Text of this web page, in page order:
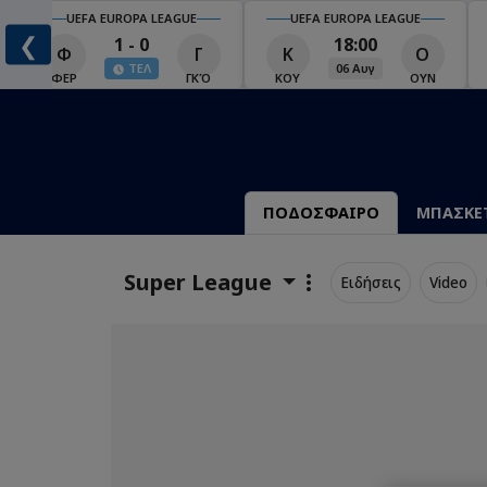
❮
UEFA EUROPA LEAGUE
Φ
ΦΕΡ
1 - 0
ΤΕΛ
Γ
ΓΚΌ
UEFA EUROPA LEAGUE
Κ
ΚΟΥ
18:00
06 Αυγ
Ο
ΟΥΝ
ΠΟΔΟΣΦΑΙΡΟ
Super League Ειδήσεις Video